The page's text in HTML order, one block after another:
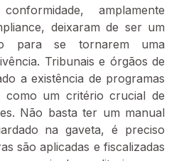
amplamente
deixaram de ser um
para se tornarem uma
Tribunais e órgãos de
a existência de programas
como um critério crucial de
Não basta ter um manual
na gaveta, é preciso
são aplicadas e fiscalizadas